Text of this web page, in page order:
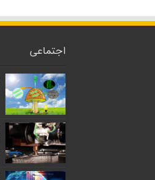
اجتماعی